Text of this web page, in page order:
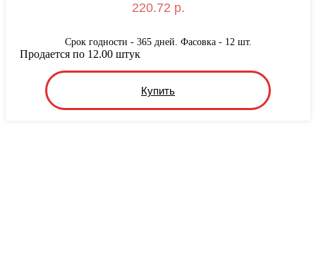
220.72 р.
Срок годности - 365 дней. Фасовка - 12 шт.
Купить
Продается по 12.00 штук